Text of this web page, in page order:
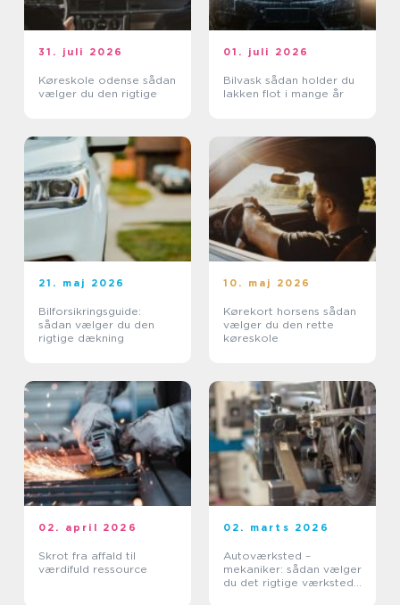
31. juli 2026
Køreskole odense sådan
vælger du den rigtige
01. juli 2026
Bilvask sådan holder du
lakken flot i mange år
21. maj 2026
Bilforsikringsguide:
sådan vælger du den
rigtige dækning
10. maj 2026
Kørekort horsens sådan
vælger du den rette
køreskole
02. april 2026
Skrot fra affald til
værdifuld ressource
02. marts 2026
Autoværksted –
mekaniker: sådan vælger
du det rigtige værksted